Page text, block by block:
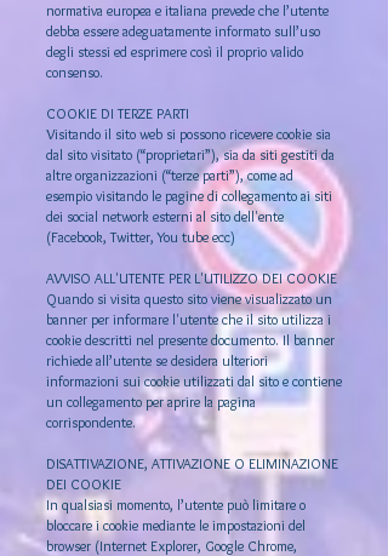
normativa europea e italiana prevede che l’utente
debba essere adeguatamente informato sull’uso
degli stessi ed esprimere così il proprio valido
consenso.
COOKIE DI TERZE PARTI
Visitando il sito web si possono ricevere cookie sia
dal sito visitato (“proprietari”), sia da siti gestiti da
altre organizzazioni (“terze parti”), come ad
esempio visitando le pagine di collegamento ai siti
dei social network esterni al sito dell'ente
(Facebook, Twitter, You tube ecc)
AVVISO ALL'UTENTE PER L'UTILIZZO DEI COOKIE
Quando si visita questo sito viene visualizzato un
banner per informare l'utente che il sito utilizza i
cookie descritti nel presente documento. Il banner
richiede all’utente se desidera ulteriori
informazioni sui cookie utilizzati dal sito e contiene
un collegamento per aprire la pagina
corrispondente.
DISATTIVAZIONE, ATTIVAZIONE O ELIMINAZIONE
DEI COOKIE
In qualsiasi momento, l’utente può limitare o
bloccare i cookie mediante le impostazioni del
browser (Internet Explorer, Google Chrome,